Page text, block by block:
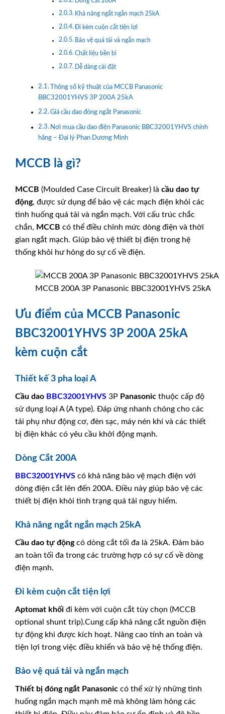
Khả năng ngắt ngắn mạch 25kA
Đi kèm cuộn cắt tiện lợi
Bảo vệ quá tải và ngắn mạch
Chất liệu bền bỉ
Dễ dàng cài đặt
Thông số kỹ thuật của MCCB Panasonic
BBC32001YHVS 3P 200A 25kA
Giá cầu dao đóng ngắt Panasonic
Nơi mua cầu dao điện Panasonic BBC32001YHVS chính
hãng – Đại lý Phan Dương Minh
MCCB là gì?
MCCB (Moulded Case Circuit Breaker) là cầu dao tự
động, được sử dụng để bảo vệ các mạch điện khỏi các
tình huống quá tải và ngắn mạch. Với cấu trúc chắc
chắn, MCCB có thể điều chỉnh mức dòng điện và thời
gian ngắt mạch. Giúp bảo vệ thiết bị điện trong hệ
thống khỏi hư hỏng do sự cố về điện.
MCCB 200A 3P Panasonic BBC32001YHVS 25kA
Ưu điểm của MCCB Panasonic
BBC32001YHVS 3P 200A 25kA
kèm cuộn cắt
Thiết kế 3 pha loại A
Cầu dao BBC32001YHVS 3P Panasonic thuộc cấp độ
sử dụng loại A (A type). Đáp ứng nhanh chóng cho các
tải phụ như động cơ, đèn sạc, máy nén khí và các thiết
bị điện khác có yêu cầu khởi động mạnh.
Dòng Cắt 200A
BBC32001YHVS có khả năng bảo vệ mạch điện với
dòng điện cắt lên đến 200A. Điều này giúp bảo vệ các
thiết bị điện khỏi tình trạng quá tải nguy hiểm.
Khả năng ngắt ngắn mạch 25kA
Cầu dao tự độngcó dòng cắt tối đa là 25kA. Đảm bảo
an toàn tối đa trong các trường hợp có sự cố về dòng
điện mạnh.
Đi kèm cuộn cắt tiện lợi
Aptomat khối đi kèm với cuộn cắt tùy chọn (MCCB
optional shunt trip).Cung cấp khả năng cắt nguồn điện
tự động khi được kích hoạt. Nâng cao tính an toàn và
tiện lợi trong việc điều khiển và bảo vệ hệ thống điện.
Bảo vệ quá tải và ngắn mạch
Thiết bị đóng ngắt Panasonic có thể xử lý những tình
huống ngắn mạch mạnh mẽ mà không làm hỏng các